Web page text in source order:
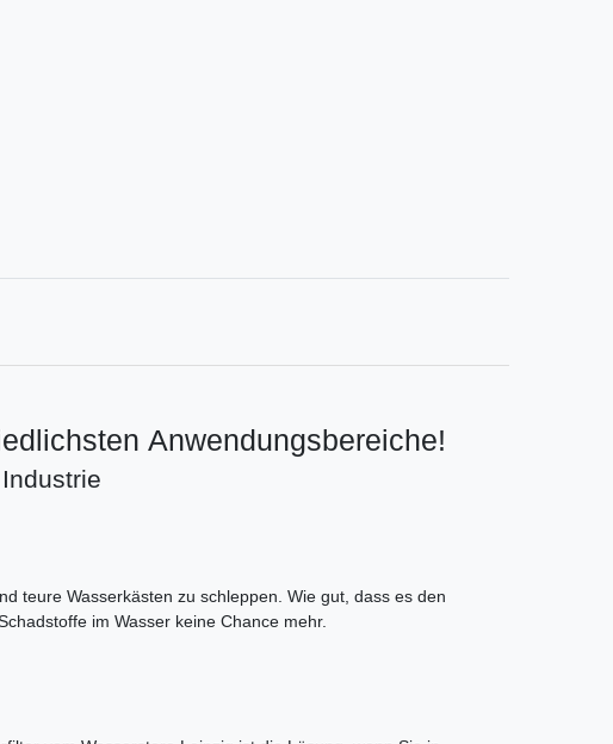
Anwendungsbereiche!
teure Wasserkästen zu schleppen. Wie gut, dass es den
im Wasser keine Chance mehr.